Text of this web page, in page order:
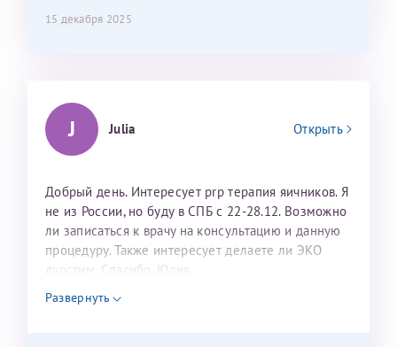
15 декабря 2025
J Julia Открыть
Добрый день. Интересует prp терапия яичников. Я
не из России, но буду в СПБ с 22-28.12. Возможно
ли записаться к врачу на консультацию и данную
процедуру. Также интересует делаете ли ЭКО
дуостим. Спасибо. Юлия
Развернуть